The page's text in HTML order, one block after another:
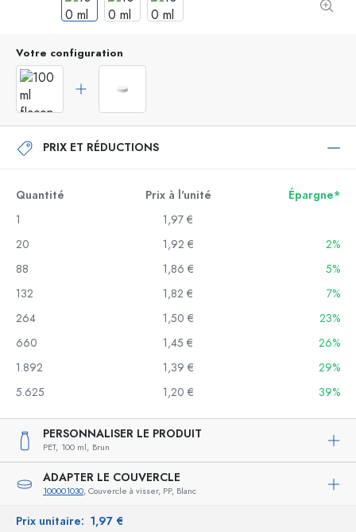
Votre configuration
PRIX ET RÉDUCTIONS
Quantité Prix à l'unité
Épargne*
1
1,97 €
20
1,92 €
2%
88
1,86 €
5%
132
1,82 €
7%
264
1,50 €
23%
660
1,45 €
26%
1.892
1,39 €
29%
5.625
1,20 € 39%
PERSONNALISER LE PRODUIT
PET, 100 ml, Brun
ADAPTER LE COUVERCLE
100001030, Couvercle à visser, PP, Blanc
Prix unitaire: 1,97 €